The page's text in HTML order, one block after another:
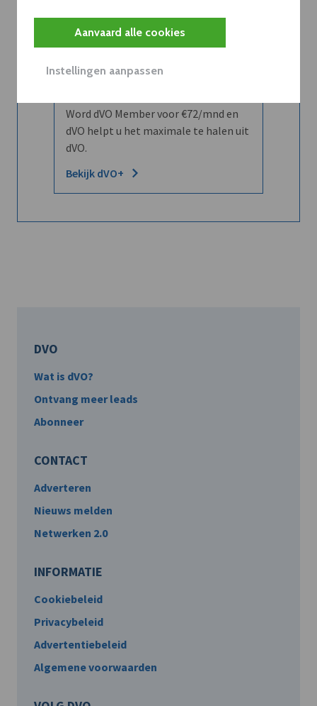
Aanvaard alle cookies
Instellingen aanpassen
Wilt u niet enkel de dVO community
leren kennen maar dat men u ook
Word dVO Member voor €72/mnd en
dVO helpt u het maximale te halen uit
dVO.
Bekijk dVO+
DVO
Wat is dVO?
Ontvang meer leads
Abonneer
CONTACT
Adverteren
Nieuws melden
Netwerken 2.0
INFORMATIE
Cookiebeleid
Privacybeleid
Advertentiebeleid
Algemene voorwaarden